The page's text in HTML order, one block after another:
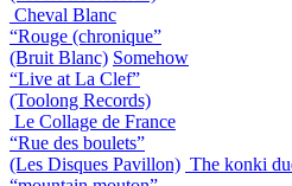
Cheval Blanc
“Rouge (chronique”
(Bruit Blanc) Somehow
“Live at La Clef”
(Toolong Records)
Le Collage de France
“Rue des boulets”
(Les Disques Pavillon) The konki